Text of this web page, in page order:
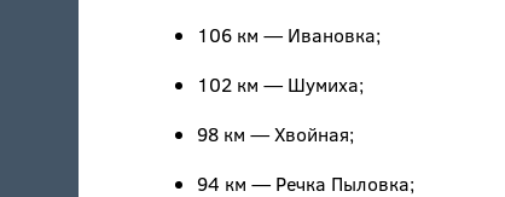
106 км — Ивановка;
102 км — Шумиха;
98 км — Хвойная;
94 км — Речка Пыловка;